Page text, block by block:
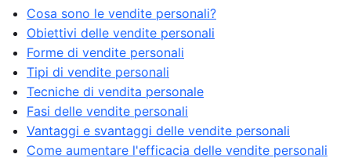
Cosa sono le vendite personali?
Obiettivi delle vendite personali
Forme di vendite personali
Tipi di vendite personali
Tecniche di vendita personale
Fasi delle vendite personali
Vantaggi e svantaggi delle vendite personali
Come aumentare l'efficacia delle vendite personali